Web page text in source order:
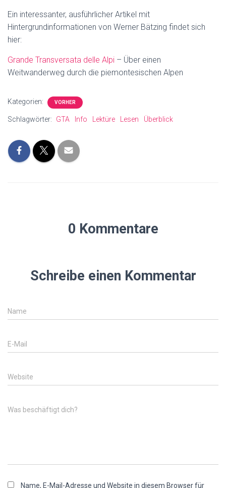
Ein interessanter, ausführlicher Artikel mit
Hintergrundinformationen von Werner Bätzing findet sich
hier:
Grande Transversata delle Alpi – Über einen
Weitwanderweg durch die piemontesischen Alpen
Kategorien: VORHER
Schlagwörter: GTA Info Lektüre Lesen Überblick
0 Kommentare
Schreibe einen Kommentar
Name
E-Mail
Website
Was beschäftigt dich?
Name, E-Mail-Adresse und Website in diesem Browser für